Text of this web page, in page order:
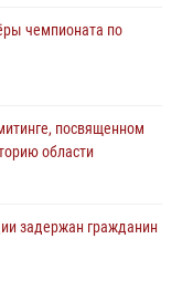
чемпионата по
посвященном
области
задержан гражданин